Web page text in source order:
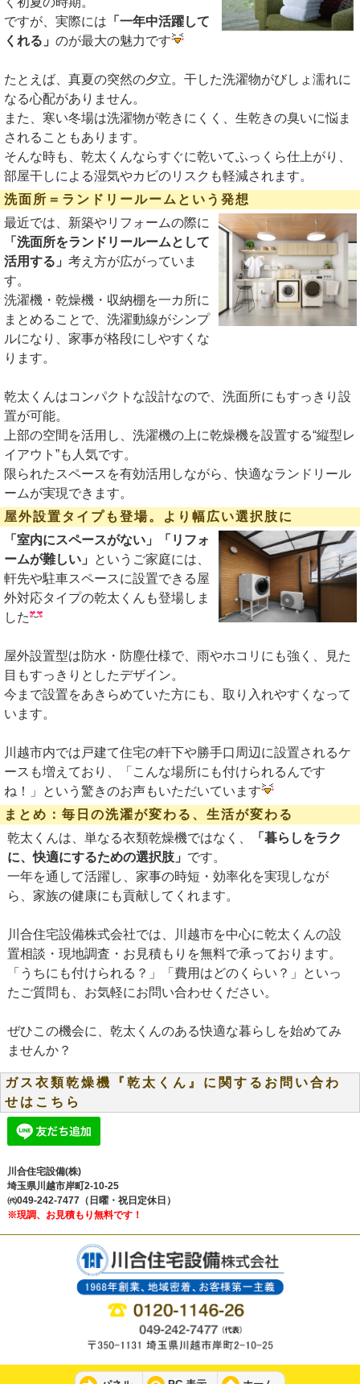
ですが、実際には 「一年中活躍して
くれる」 のが最大の魅力です
たとえば、真夏の突然の夕立。干した洗濯物がびしょ濡れに
なる心配がありません。
また、寒い冬場は洗濯物が乾きにくく、生乾きの臭いに悩ま
されることもあります。
そんな時も、乾太くんならすぐに乾いてふっくら仕上がり、
部屋干しによる湿気やカビのリスクも軽減されます。
洗面所＝ランドリールームという発想
最近では、新築やリフォームの際に
「洗面所をランドリールームとして
活用する」 考え方が広がっていま
す。
洗濯機・乾燥機・収納棚を一カ所に
まとめることで、洗濯動線がシンプ
ルになり、家事が格段にしやすくな
ります。
乾太くんはコンパクトな設計なので、洗面所にもすっきり設
置が可能。
上部の空間を活用し、洗濯機の上に乾燥機を設置する“縦型レ
イアウト”も人気です。
限られたスペースを有効活用しながら、快適なランドリール
ームが実現できます。
屋外設置タイプも登場。より幅広い選択肢に
「室内にスペースがない」「リフォ
ームが難しい」 というご家庭には、
軒先や駐車スペースに設置できる屋
外対応タイプの乾太くんも登場しま
した
屋外設置型は防水・防塵仕様で、雨やホコリにも強く、見た
目もすっきりとしたデザイン。
今まで設置をあきらめていた方にも、取り入れやすくなって
います。
川越市内では戸建て住宅の軒下や勝手口周辺に設置されるケ
ースも増えており、「こんな場所にも付けられるんです
ね！」という驚きのお声もいただいています
まとめ：毎日の洗濯が変わる、生活が変わる
乾太くんは、単なる衣類乾燥機ではなく、
「暮らしをラク
に、快適にするための選択肢」 です。
一年を通して活躍し、家事の時短・効率化を実現しなが
ら、家族の健康にも貢献してくれます。
川合住宅設備株式会社では、川越市を中心に乾太くんの設
置相談・現地調査・お見積もりを無料で承っております。
「うちにも付けられる？」「費用はどのくらい？」といっ
たご質問も、お気軽にお問い合わせください。
ぜひこの機会に、乾太くんのある快適な暮らしを始めてみ
ませんか？
ガス衣類乾燥機『乾太くん』に関するお問い合わ
せはこちら
川合住宅設備(株)
埼玉県川越市岸町2-10-25
㈹049-242-7477（日曜・祝日定休日）
※現調、お見積もり無料です！